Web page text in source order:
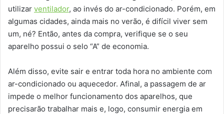
utilizar ventilador, ao invés do ar-condicionado. Porém, em
algumas cidades, ainda mais no verão, é difícil viver sem
um, né? Então, antes da compra, verifique se o seu
aparelho possui o selo “A” de economia.
Além disso, evite sair e entrar toda hora no ambiente com
ar-condicionado ou aquecedor. Afinal, a passagem de ar
impede o melhor funcionamento dos aparelhos, que
precisarão trabalhar mais e, logo, consumir energia em